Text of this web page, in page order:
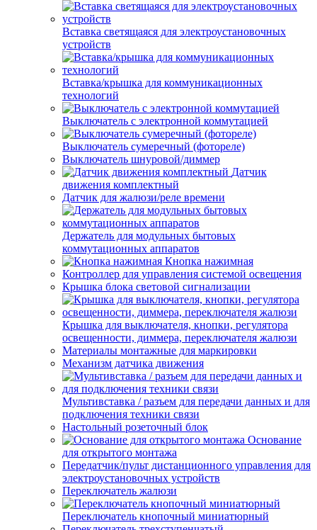
Вставка светящаяся для электроустановочных
устройств
Вставка/крышка для коммуникационных
технологий
Выключатель с электронной коммутацией
Выключатель сумеречный (фотореле)
Выключатель шнуровой/диммер
Датчик
движения комплектный
Датчик для жалюзи/реле времени
Держатель для модульных бытовых
коммутационных аппаратов
Кнопка нажимная
Контроллер для управления системой освещения
Крышка блока световой сигнализации
Крышка для выключателя, кнопки, регулятора
освещенности, диммера, переключателя жалюзи
Материалы монтажные для маркировки
Механизм датчика движения
Мультивставка / разъем для передачи данных и для
подключения техники связи
Настольный розеточный блок
Основание
для открытого монтажа
Передатчик/пульт дистанционного управления для
электроустановочных устройств
Переключатель жалюзи
Переключатель кнопочный миниатюрный